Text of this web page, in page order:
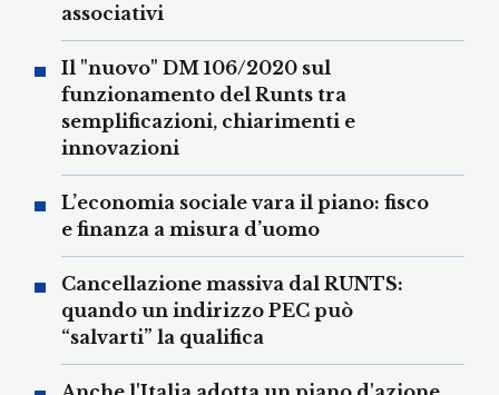
associativi
Il "nuovo" DM 106/2020 sul
funzionamento del Runts tra
semplificazioni, chiarimenti e
innovazioni
L’economia sociale vara il piano: fisco
e finanza a misura d’uomo
Cancellazione massiva dal RUNTS:
quando un indirizzo PEC può
“salvarti” la qualifica